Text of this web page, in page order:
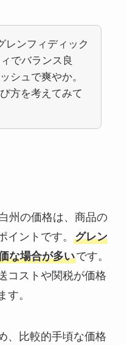
レンフィディック
でバランス良
シュで爽やか。
方を考えてみて
州の価格は、商品の
イントです。 グレン
な場合が多いです。
コストや関税が価格
す。
、比較的手頃な価格